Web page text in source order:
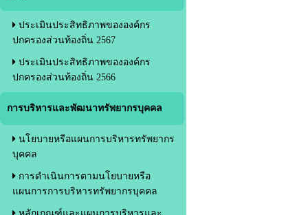
ประเมินประสิทธิภาพขององค์กร
ปกครองส่วนท้องถิ่น 2567
ประเมินประสิทธิภาพขององค์กร
ปกครองส่วนท้องถิ่น 2566
การบริหารและพัฒนาทรัพยากรบุคคล
นโยบายหรือแผนการบริหารทรัพยากร
บุคคล
การดำเนินการตามนโยบายหรือ
แผนการการบริหารทรัพยากรบุคคล